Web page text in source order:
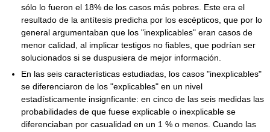
sólo lo fueron el 18% de los casos más pobres. Este era el
resultado de la antítesis predicha por los escépticos, que por lo
general argumentaban que los "inexplicables" eran casos de
menor calidad, al implicar testigos no fiables, que podrían ser
solucionados si se duspusiera de mejor información.
En las seis características estudiadas, los casos "inexplicables"
se diferenciaron de los "explicables" en un nivel
estadísticamente insignficante: en cinco de las seis medidas las
probabilidades de que fuese explicable o inexplicable se
diferenciaban por casualidad en un 1 % o menos. Cuando las